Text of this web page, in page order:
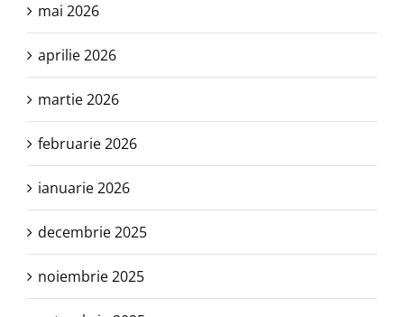
mai 2026
aprilie 2026
martie 2026
februarie 2026
ianuarie 2026
decembrie 2025
noiembrie 2025